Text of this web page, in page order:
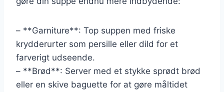
– **Garniture**: Top suppen med friske
krydderurter som persille eller dild for et
farverigt udseende.
– **Brød**: Server med et stykke sprødt brød
eller en skive baguette for at gøre måltidet